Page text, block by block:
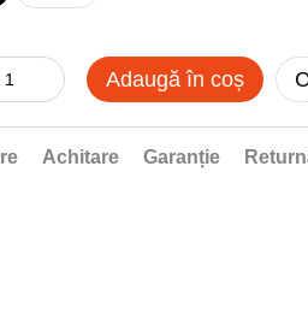
Adaugă în coș
Achitare Garanție